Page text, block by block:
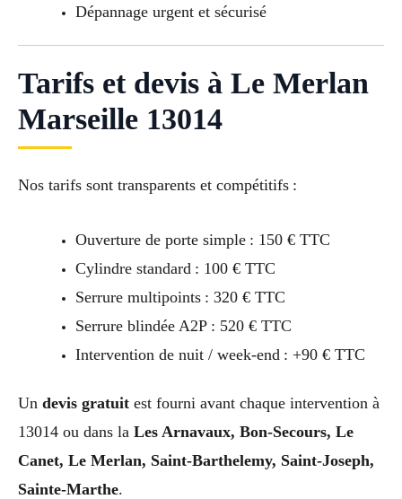
Dépannage urgent et sécurisé
Tarifs et devis à Le Merlan
Marseille 13014
Nos tarifs sont transparents et compétitifs :
Ouverture de porte simple : 150 € TTC
Cylindre standard : 100 € TTC
Serrure multipoints : 320 € TTC
Serrure blindée A2P : 520 € TTC
Intervention de nuit / week-end : +90 € TTC
Un devis gratuit est fourni avant chaque intervention à
13014 ou dans la Les Arnavaux, Bon-Secours, Le
Canet, Le Merlan, Saint-Barthelemy, Saint-Joseph,
Sainte-Marthe.